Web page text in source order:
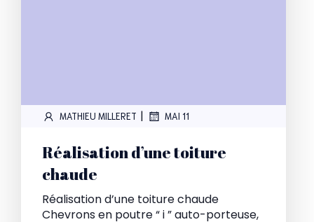
MATHIEU MILLERET | MAI 11
Réalisation d’une toiture
chaude
Réalisation d’une toiture chaude
Chevrons en poutre “ i ” auto-porteuse,